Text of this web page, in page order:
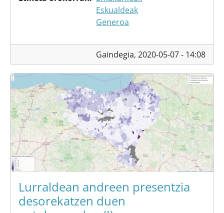
Eskualdeak
Generoa
Gaindegia, 2020-05-07 - 14:08
Lurraldean andreen presentzia
desorekatzen duen